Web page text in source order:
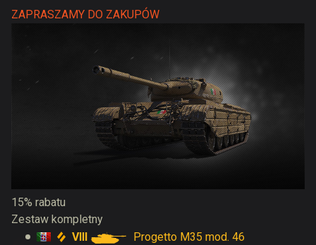
ZAPRASZAMY DO ZAKUPÓW
15% rabatu
Zestaw kompletny
VIII
Progetto M35 mod. 46